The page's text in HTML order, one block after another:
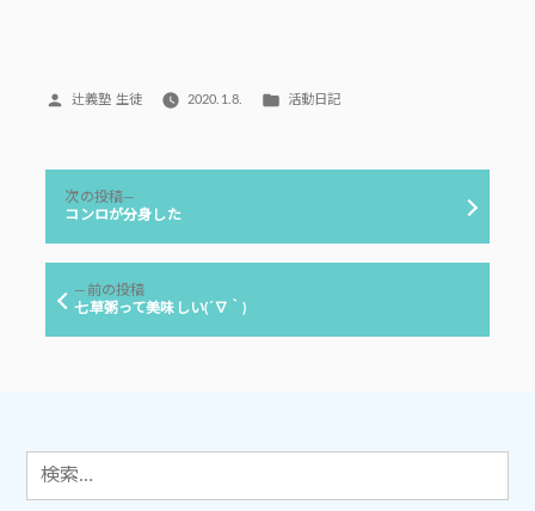
投
辻義塾 生徒 2020.1.8.
カ
リ
活動日記
ナ
ー
前の投稿前
の
七草粥って美味しい(´∇｀)
次の投稿
の
コンロが分身した
検
索: